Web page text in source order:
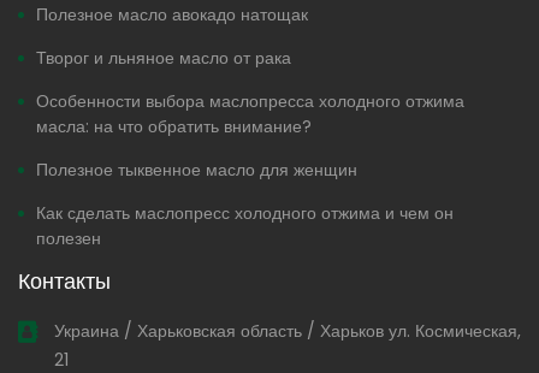
Полезное масло авокадо натощак
Творог и льняное масло от рака
Особенности выбора маслопресса холодного отжима
масла: на что обратить внимание?
Полезное тыквенное масло для женщин
Как сделать маслопресс холодного отжима и чем он
полезен
Контакты
Украина / Харьковская область / Харьков ул. Космическая,
21